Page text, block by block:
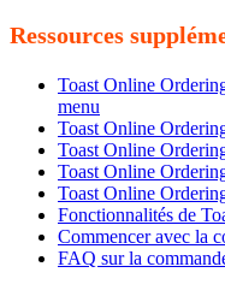
Ressources
Toast Online
menu
Toast Online
Toast Online
Toast Online
Toast Online
Fonctionnalités de
Commencer avec la
FAQ sur la